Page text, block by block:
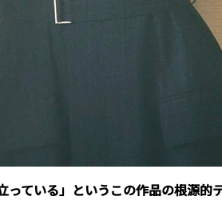
ている」というこの作品の根源的